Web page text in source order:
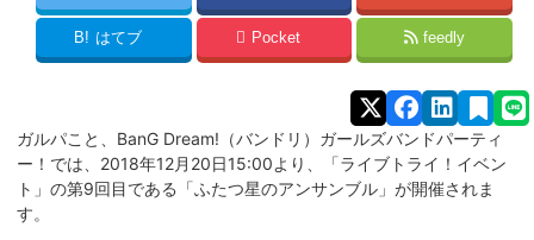
B! はてブ Pocket feedly
ガルパこと、BanG Dream!（バンドリ）ガールズバンドパーティ
ー！では、2018年12月20日15:00より、「ライブトライ！イベン
ト」の第9回目である「ふたつ星のアンサンブル」が開催されま
す。